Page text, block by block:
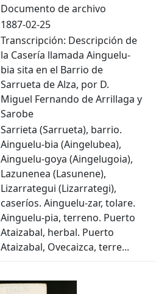
Documento de archivo
1887-02-25
Transcripción: Descripción de
la Casería llamada Ainguelu-
bia sita en el Barrio de
Sarrueta de Alza, por D.
Miguel Fernando de Arrillaga y
Sarobe
Sarrieta (Sarrueta), barrio.
Ainguelu-bia (Aingelubea),
Ainguelu-goya (Aingelugoia),
Lazunenea (Lasunene),
Lizarrategui (Lizarrategi),
caseríos. Ainguelu-zar, tolare.
Ainguelu-pia, terreno. Puerto
Ataizabal, herbal. Puerto
Ataizabal, Ovecaizca, terre...